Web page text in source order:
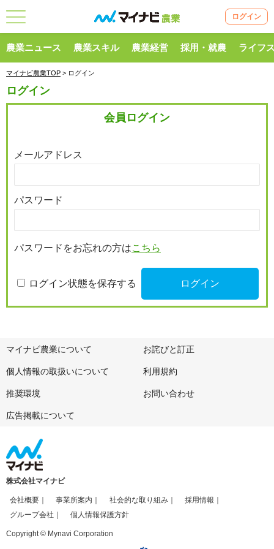
ログイン
農業ニュース 農業スキル 農業経営 採用・就農 ライフ
マイナビ農業TOP > ログイン
ログイン
会員ログイン
メールアドレス
パスワード
パスワードをお忘れの方はこちら
ログイン状態を保存する
マイナビ農業について お詫びと訂正
個人情報の取扱いについて 利用規約
推奨環境 お問い合わせ
広告掲載について
株式会社マイナビ
会社概要 事業所案内 社会的な取り組み
採用情報
グループ会社
個人情報保護方針
Copyright © Mynavi Corporation